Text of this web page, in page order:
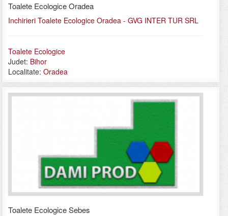
Toalete Ecologice Oradea
Inchirieri Toalete Ecologice Oradea - GVG INTER TUR SRL
Toalete Ecologice
Judet: Bihor
Localitate: Oradea
Toalete Ecologice Sebes